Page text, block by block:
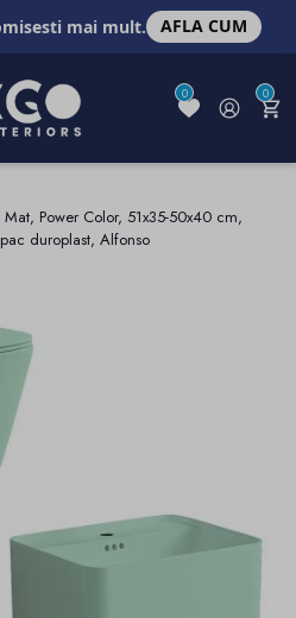
mai mult. AFLA CUM
0 0
Power Color, 51x35-50x40 cm,
duroplast, Alfonso